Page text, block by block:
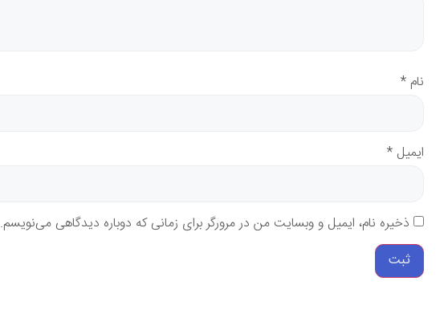
نام *
ایمیل *
ذخیره نام، ایمیل و وبسایت من در مرورگر برای زمانی که دوباره دیدگاهی می‌نویسم.